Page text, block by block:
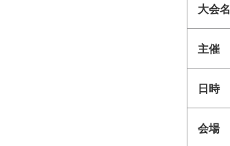
大会名
主催
日時
会場